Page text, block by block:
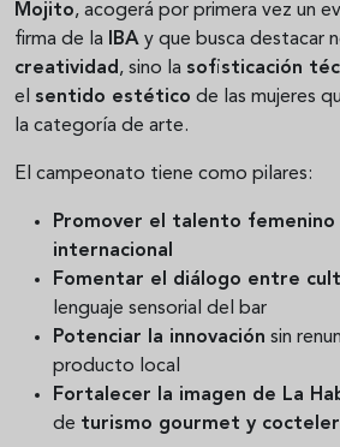
Mojito, acogerá por primera vez un
firma de la
IBA y que busca destacar
creatividad, sino la sofisticación
el sentido estético de las mujeres
la categoría de arte.
El campeonato tiene como pilares:
Promover el talento
internacional
Fomentar el diálogo entre
lenguaje sensorial del bar
Potenciar la innovación sin
producto local
Fortalecer la imagen de La
de turismo gourmet y